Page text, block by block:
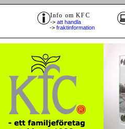
Info om KFC
-> att handla
-> fraktinformation